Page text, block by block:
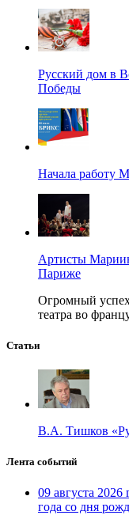
Русский дом в
Победы
Начала работу
Артисты
Париже
Огромный
театра во
Статьи
В.А. Тишков
Лента событий
09 августа
года со дня